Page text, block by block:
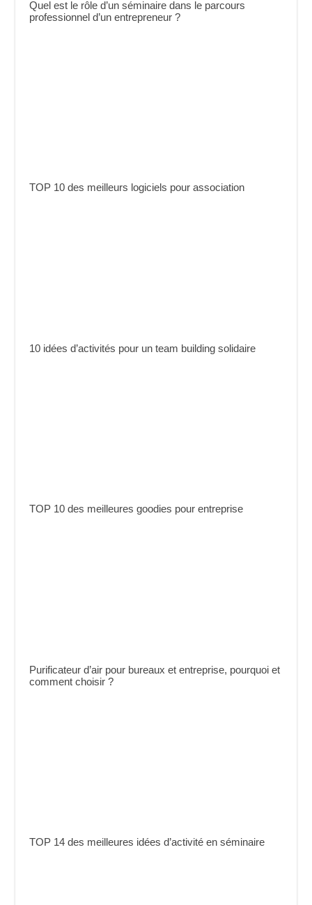
Quel est le rôle d’un séminaire dans le parcours
professionnel d’un entrepreneur ?
TOP 10 des meilleurs logiciels pour association
10 idées d’activités pour un team building solidaire
TOP 10 des meilleures goodies pour entreprise
Purificateur d’air pour bureaux et entreprise, pourquoi et
comment choisir ?
TOP 14 des meilleures idées d’activité en séminaire